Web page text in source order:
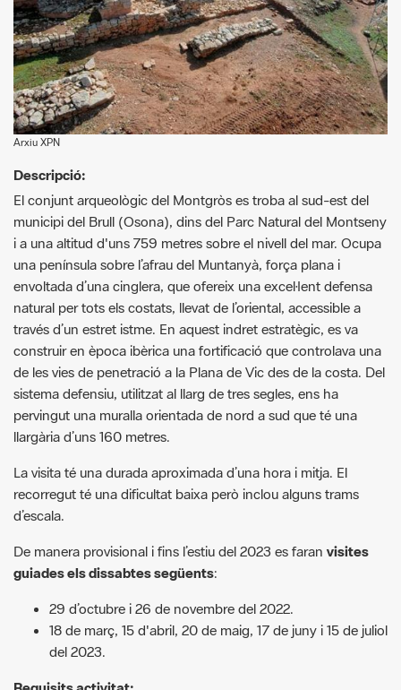
Arxiu XPN
Descripció:
El conjunt arqueològic del Montgròs es troba al sud-est del
i a una altitud d'uns 759 metres sobre el nivell del mar. Ocupa
una península sobre l’afrau del Muntanyà, força plana i
envoltada d’una cinglera, que ofereix una excel·lent defensa
natural per tots els costats, llevat de l’oriental, accessible a
través d’un estret istme. En aquest indret estratègic, es va
construir en època ibèrica una fortificació que controlava una
de les vies de penetració a la Plana de Vic des de la costa. Del
sistema defensiu, utilitzat al llarg de tres segles, ens ha
pervingut una muralla orientada de nord a sud que té una
llargària d’uns 160 metres.
La visita té una durada aproximada d’una hora i mitja. El
recorregut té una dificultat baixa però inclou alguns trams
d’escala.
De manera provisional i fins l’estiu del 2023 es faranvisites
guiades els dissabtes següents
29 d’octubre i 26 de novembre del 2022.
18 de març, 15 d'abril, 20 de maig, 17 de juny i 15 de juliol
Requisits activitat:
Les visites són gratuïtes i amb places limitades. Imprescindible